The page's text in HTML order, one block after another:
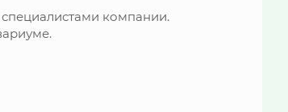
компании.